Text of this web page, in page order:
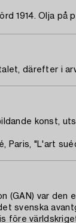
1914. Olja på
därefter i
konst,
Paris, "L'art
(GAN) var den
svenska
före världskriget